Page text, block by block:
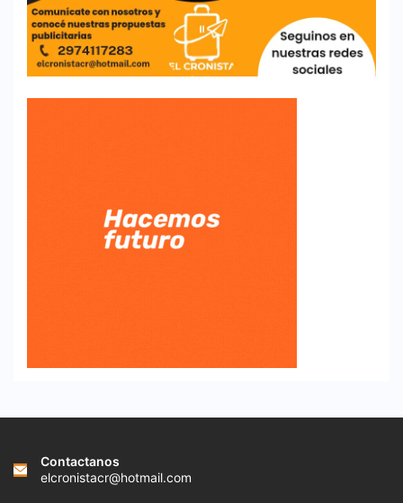
Contactanos
elcronistacr@hotmail.com